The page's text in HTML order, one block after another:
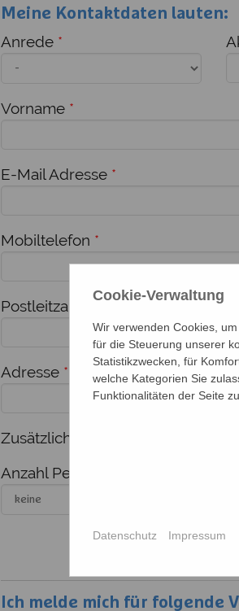
Meine Kontaktdaten lauten:
Anrede *
Vorname *
E-Mail Adresse *
Mobiltelefon *
Postleitzahl
Adresse *
Zusätzlich melde ich weitere
Anzahl Personen
Ich melde mich für folgende
Cookie-Verwaltung
Wir verwenden Cookies,
für die Steuerung unserer
Statistikzwecken, für
welche Kategorien Sie
Funktionalitäten der Seite
Datenschutz Impressum